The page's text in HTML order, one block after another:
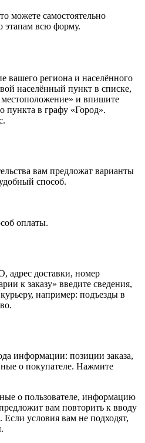
можете самостоятельно
этапам всю форму.
вашего региона и населённого
населённый пункт в списке,
и впишите
пункта в графу «Город».
вам предложат варианты
способ.
оплаты.
адрес доставки, номер
к заказу» введите сведения,
например: подъезды в
информации: позиции заказа,
о покупателе. Нажмите
о пользователе, информацию
вам повторить к вводу
условия вам не подходят,